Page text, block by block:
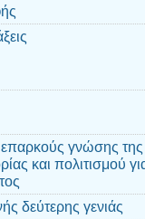
γνώσης
και πολιτισμού
δεύτερης γενιάς